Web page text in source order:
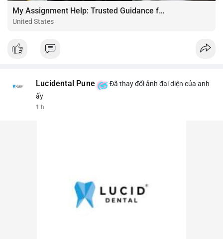
My Assignment Help: Trusted Guidance for Academic Excellence
United States
Lucidental Pune
Đã thay đổi ảnh đại diện của anh
ấy
1 h